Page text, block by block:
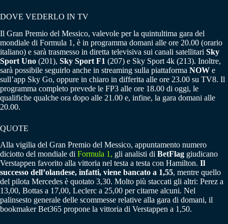
DOVE VEDERLO IN TV
Il Gran Premio del Messico, valevole per la quintultima gara del
mondiale di Formula 1, è in programma domani alle ore 20.00 (orario
italiano) e sarà trasmesso in diretta televisiva sui canali satellitari Sky
Sport Uno (201), Sky Sport F1 (207) e Sky Sport 4k (213). Inoltre,
sarà possibile seguirlo anche in streaming sulla piattaforma NOW e
sull’app Sky Go, oppure in chiaro in differita alle ore 23.00 su TV8. Il
programma completo prevede le FP3 alle ore 18.00 di oggi, le
qualifiche qualche ora dopo alle 21.00 e, infine, la gara domani alle
20.00.
QUOTE
Alla vigilia del Gran Premio del Messico, appuntamento numero
diciotto del mondiale di Formula 1, gli analisti di BetFlag giudicano
Verstappen favorito alla vittoria nel testa a testa con Hamilton. Il
successo dell’olandese, infatti, viene bancato a 1,55, mentre quello
del pilota Mercedes è quotato 3,30. Molto più staccati gli altri: Perez a
13,00, Bottas a 17,00, Leclerc a 25,00 per citarne alcuni. Nel
palinsesto generale delle scommesse relative alla gara di domani, il
bookmaker Bet365 propone la vittoria di Verstappen a 1,50.